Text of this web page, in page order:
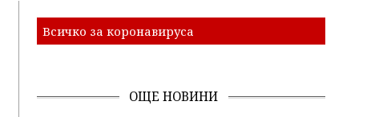
Всичко за коронавируса
ОЩЕ НОВИНИ